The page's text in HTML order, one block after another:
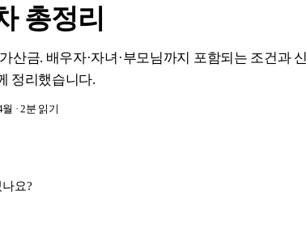
총정리
산금. 배우자·자녀·부모님까지 포함되는 조건과 신
정리했습니다.
월 · 2분 읽기
요?